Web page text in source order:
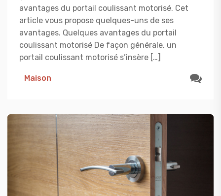
avantages du portail coulissant motorisé. Cet
article vous propose quelques-uns de ses
avantages. Quelques avantages du portail
coulissant motorisé De façon générale, un
portail coulissant motorisé s’insère […]
Maison